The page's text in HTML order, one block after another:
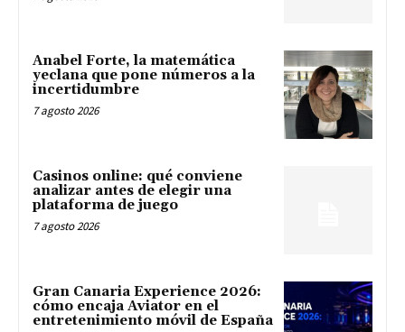
Anabel Forte, la matemática
yeclana que pone números a la
incertidumbre
7 agosto 2026
Casinos online: qué conviene
analizar antes de elegir una
plataforma de juego
7 agosto 2026
Gran Canaria Experience 2026:
cómo encaja Aviator en el
entretenimiento móvil de España